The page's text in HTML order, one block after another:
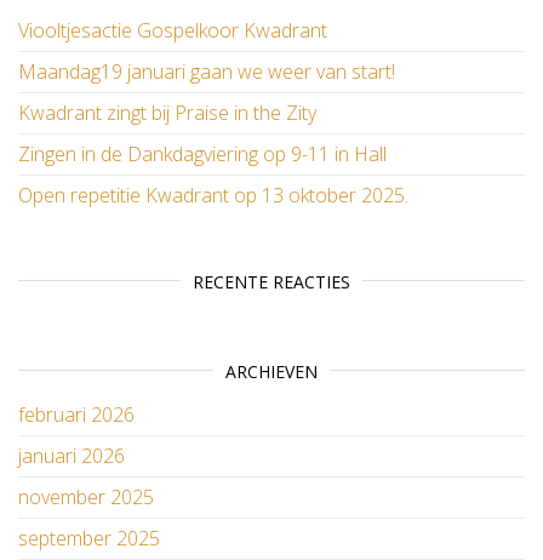
Viooltjesactie Gospelkoor Kwadrant
Maandag19 januari gaan we weer van start!
Kwadrant zingt bij Praise in the Zity
Zingen in de Dankdagviering op 9-11 in Hall
Open repetitie Kwadrant op 13 oktober 2025.
RECENTE REACTIES
ARCHIEVEN
februari 2026
januari 2026
november 2025
september 2025